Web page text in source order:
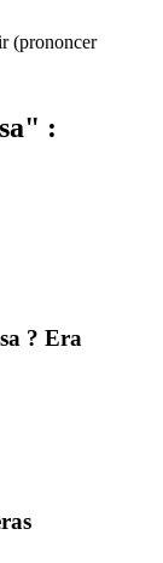
(prononcer
:
? Era